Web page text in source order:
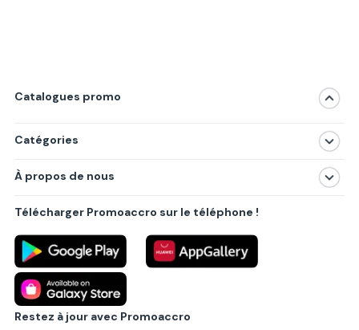
Catalogues promo
Catégories
Produits
Villes principales
À propos de nous
Politique de confidentialité
Règlements
Partenariat B2B
Blog
Contact
Télécharger Promoaccro sur le téléphone !
Restez à jour avec Promoaccro